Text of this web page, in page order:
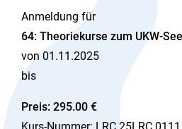
Anmeldung für
64: Theoriekurse zum UKW-
von 01.11.2025
bis
Preis: 295.00 €